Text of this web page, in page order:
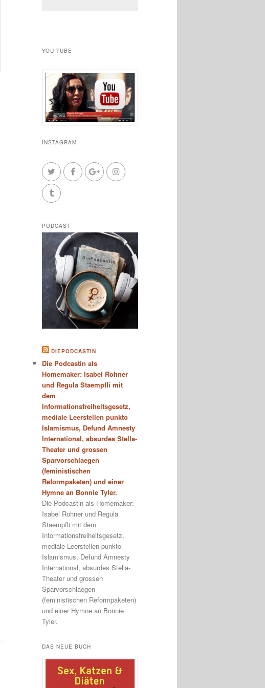
YOU TUBE
INSTAGRAM
PODCAST
DIEPODCASTIN
Die Podcastin als
Homemaker: Isabel Rohner
und Regula Staempfli mit
dem
Informationsfreiheitsgesetz,
mediale Leerstellen punkto
Islamismus, Defund Amnesty
International, absurdes Stella-
Theater und grossen
Sparvorschlaegen
(feministischen
Reformpaketen) und einer
Hymne an Bonnie Tyler.
Die Podcastin als Homemaker:
Isabel Rohner und Regula
Staempfli mit dem
Informationsfreiheitsgesetz,
mediale Leerstellen punkto
Islamismus, Defund Amnesty
International, absurdes Stella-
Theater und grossen
Sparvorschlaegen
(feministischen Reformpaketen)
und einer Hymne an Bonnie
Tyler.
DAS NEUE BUCH